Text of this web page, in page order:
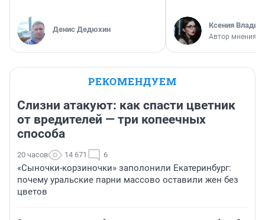
Денис Дедюхин Ксения
Автор мнения
РЕКОМЕНДУЕМ
Слизни атакуют: как спасти цветник
от вредителей — три копеечных
способа
20 часов 14 671 6
«Сыночки-корзиночки» заполонили Екатеринбург:
почему уральские парни массово оставили жен без
цветов